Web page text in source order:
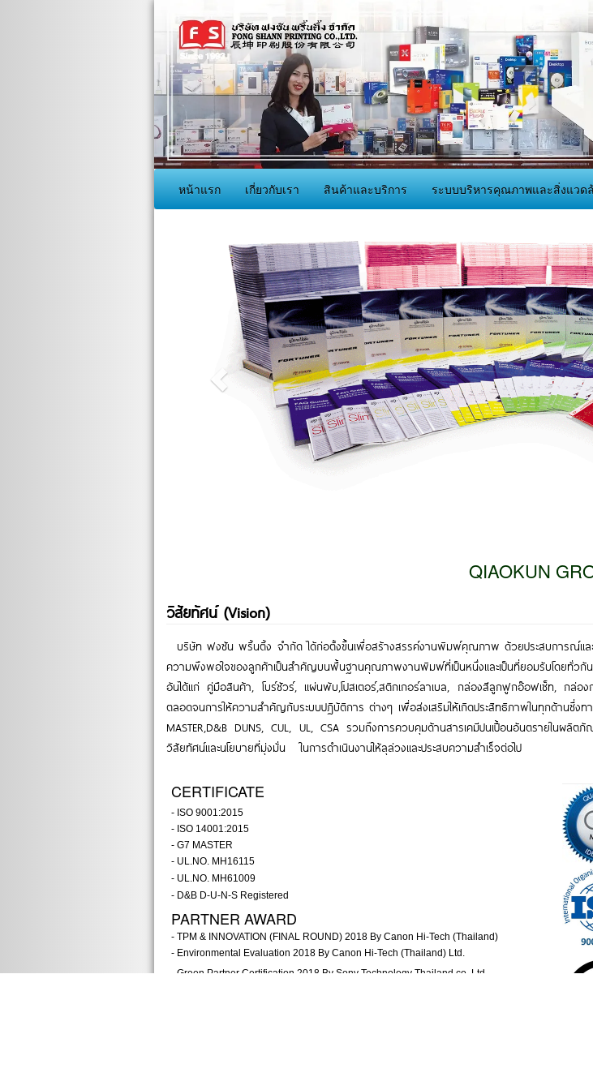
หน้าแรก เกี่ยวกับเรา สินค้าและบริการ ระบบบริหารคุณภาพและสิ่งแวด
QIAOKUN
วิสัยทัศน์ (Vision)
บริษัท ฟงซัน พริ้นติ้ง จำกัด ได้ก่อตั้งขึ้นเพื่อสร้างสรรค์งานพิมพ์คุณภาพ ด้วยประสบการณ์และ
ความพึงพอใจของลูกค้าเป็นสำคัญบนพื้นฐานคุณภาพงานพิมพ์ที่เป็นหนึ่งและเป็นที่ยอมรับโดยทั่ว
อันได้แก่ คู่มือสินค้า, โบร์ชัวร์, แผ่นพับ,โปสเตอร์,สติกเกอร์ลาเบล, กล่องสีลูกฟูกอ๊อฟเซ็ท, กล่อ
ตลอดจนการให้ความสำคัญกับระบบปฏิบัติการ ต่างๆ เพื่อส่งเสริมให้เกิดประสิทธิภาพในทุกด้านซึ่งท
MASTER,D&B DUNS, CUL, UL, CSA รวมถึงการควบคุมด้านสารเคมีปนเปื้อนอันตรายใน
วิสัยทัศน์และนโยบายที่มุ่งมั่น ในการดำเนินงานให้ลุล่วงและประสบความสำเร็จต่อไป
CERTIFICATE
- ISO 9001:2015
- ISO 14001:2015
- G7 MASTER
- UL.NO. MH16115
- UL.NO. MH61009
- D&B D-U-N-S Registered
PARTNER AWARD
- TPM & INNOVATION (FINAL ROUND) 2018 By Canon Hi-Tech (Thailand)
- Environmental Evaluation 2018 By Canon Hi-Tech (Thailand) Ltd.
- Green Partner Certification 2018 By Sony Technology Thailand co.,Ltd